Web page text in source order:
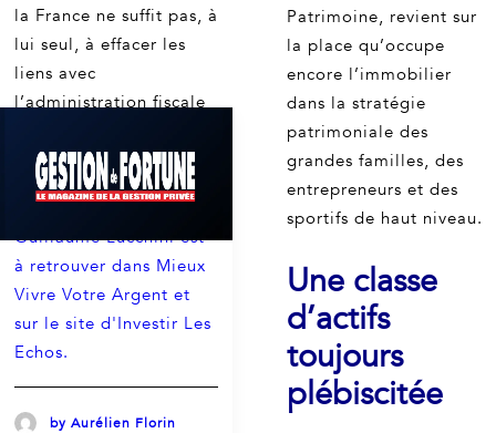
la France ne suffit pas, à
lui seul, à effacer les
liens avec
l’administration fiscale
L’intégralité de
l’entretien avec
Guillaume Lucchini est
à retrouver dans Mieux
Vivre Votre Argent et
sur le site d'Investir Les
Echos.
by Aurélien Florin
Patrimoine, revient sur
la place qu’occupe
encore l’immobilier
dans la stratégie
patrimoniale des
grandes familles, des
entrepreneurs et des
sportifs de haut niveau.
Une classe
d’actifs
toujours
plébiscitée